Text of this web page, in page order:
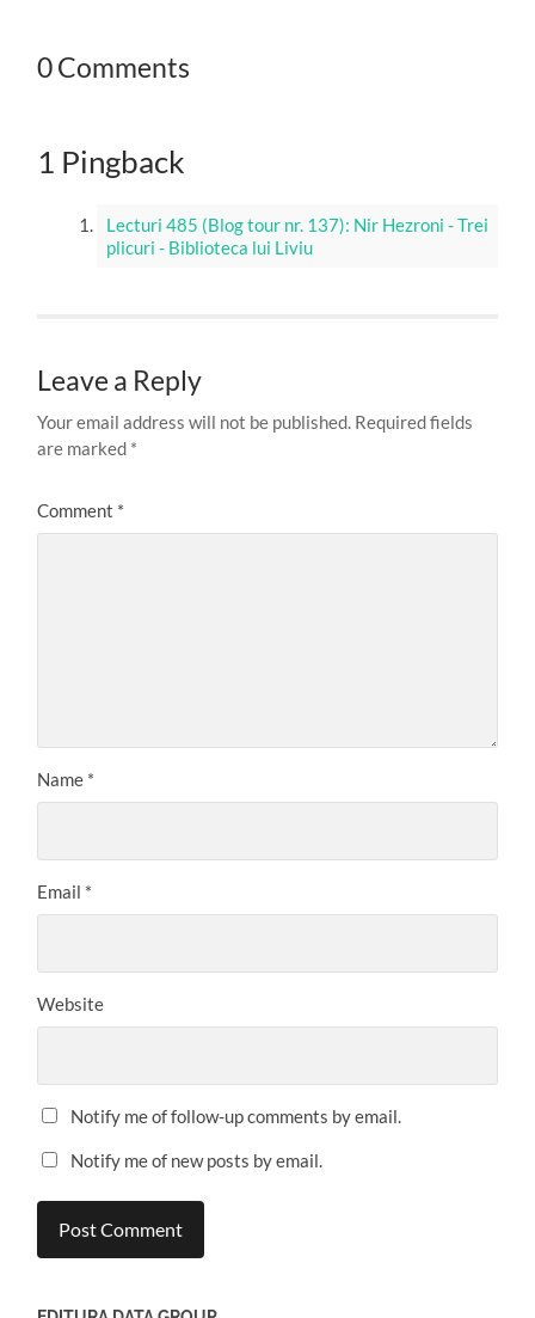
0 Comments
1 Pingback
Lecturi 485 (Blog tour nr. 137): Nir Hezroni - Trei
plicuri - Biblioteca lui Liviu
Leave a Reply
Your email address will not be published. Required fields
are marked *
Comment *
Name *
Email *
Website
Notify me of follow-up comments by email.
Notify me of new posts by email.